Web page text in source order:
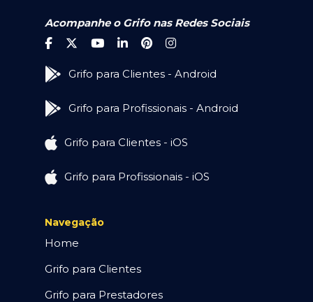
Acompanhe o Grifo nas Redes Sociais
Grifo para Clientes - Android
Grifo para Profissionais - Android
Grifo para Clientes - iOS
Grifo para Profissionais - iOS
Navegação
Home
Grifo para Clientes
Grifo para Prestadores